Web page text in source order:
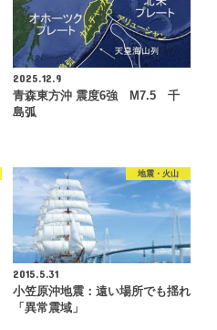
2025.12.9
青森東方沖 震度6強 M7.5 千
島弧
地震・火山
2015.5.31
小笠原沖地震：遠い場所でも揺れ
「異常震域」